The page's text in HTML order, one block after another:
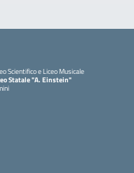
Scientifico e Liceo Musicale
Statale "A. Einstein"